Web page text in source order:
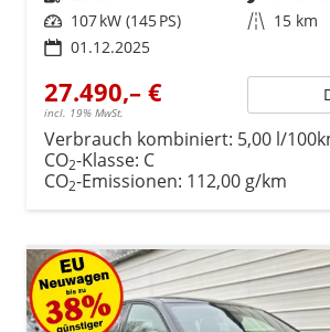
Leistung 107 kW (145 PS) Kilometerstand 15 km
01.12.2025
27.490,– €
incl. 19% MwSt.
Verbrauch kombiniert: 5,00 l/
CO2-Klasse: C
CO2-Emissionen: 112,00 g/km